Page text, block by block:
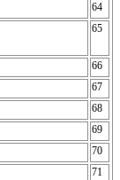
64
65
66
67
68
69
70
71